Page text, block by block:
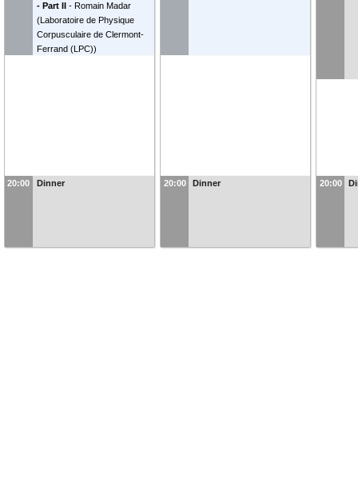
- Part II - Romain Madar
(Laboratoire de Physique
Corpusculaire de Clermont-
Ferrand (LPC))
20:00 Dinner 20:00 Dinner 20:00